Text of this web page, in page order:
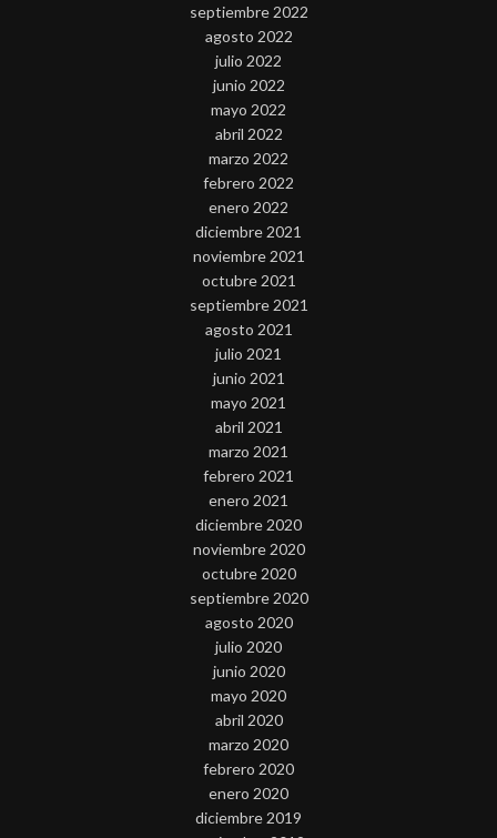
septiembre 2022
agosto 2022
julio 2022
junio 2022
mayo 2022
abril 2022
marzo 2022
febrero 2022
enero 2022
diciembre 2021
noviembre 2021
octubre 2021
septiembre 2021
agosto 2021
julio 2021
junio 2021
mayo 2021
abril 2021
marzo 2021
febrero 2021
enero 2021
diciembre 2020
noviembre 2020
octubre 2020
septiembre 2020
agosto 2020
julio 2020
junio 2020
mayo 2020
abril 2020
marzo 2020
febrero 2020
enero 2020
diciembre 2019